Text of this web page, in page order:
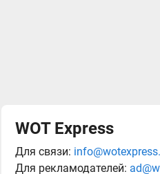
WOT Express
Для связи:
Для рекламодателей: